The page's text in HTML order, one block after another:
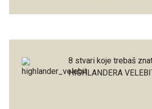
8 stvari koje trebaš
HIGHLANDERA